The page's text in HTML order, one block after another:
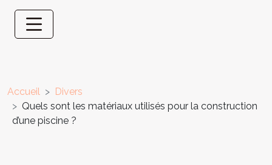
Accueil
Divers
Quels sont les matériaux utilisés pour la construction
d’une piscine ?